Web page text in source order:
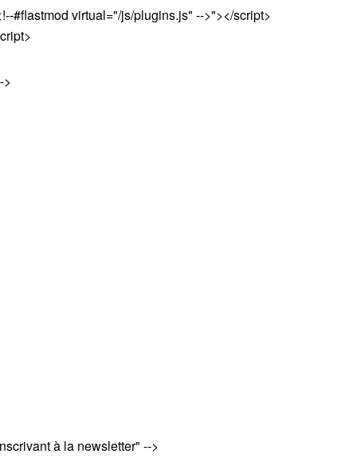
#flastmod virtual="/js/plugins.js" -->"></script>
à la newsletter" -->